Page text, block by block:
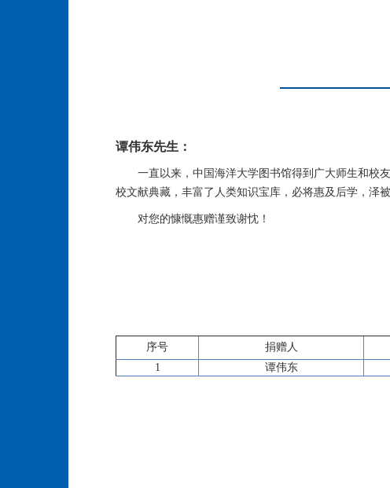
谭伟东先生：
一直以来，中国海洋大学图书馆得到广大师生和校
校文献典藏，丰富了人类知识宝库，必将惠及后学，泽
对您的慷慨惠赠谨致谢忱！
序号 捐赠人
1
谭伟东